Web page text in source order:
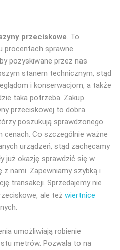
przeciskowe. To
procentach sprawne.
pozyskiwane przez nas
stanem technicznym, stąd
i konserwacjom, a także
taka potrzeba. Zakup
przeciskowej to dobra
poszukują sprawdzonego
Co szczególnie ważne
urządzeń, stąd zachęcamy
już okazję sprawdzić się w
z nami. Zapewniamy szybką i
transakcji. Sprzedajemy nie
ale też wiertnice
umożliwiają robienie
metrów. Pozwala to na